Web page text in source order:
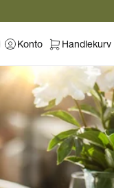
Konto Handlekurv